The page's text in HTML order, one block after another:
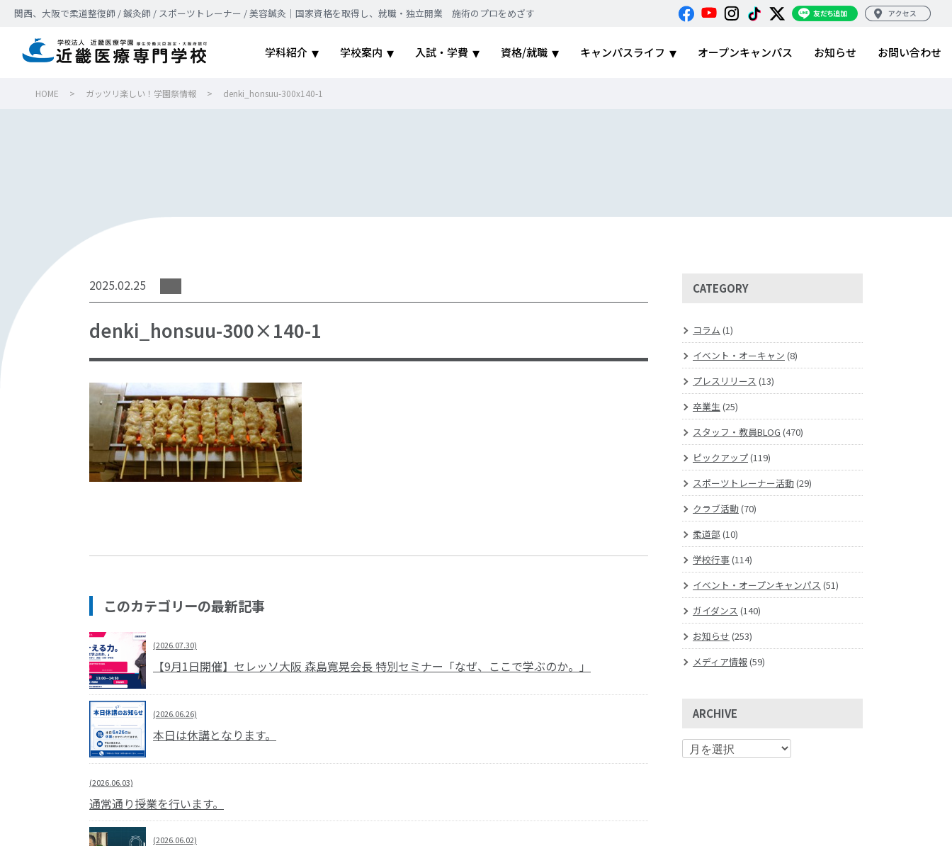
関西、大阪で柔道整復師 / 鍼灸師 / スポーツトレーナー / 美容鍼灸｜国家資格を取得し、就職・独立開業 施術のプロをめざす
学科紹介 学校案内 入試・学費 資格/就職 キャンパスライフ オープンキャンパス お知らせ お問い合わせ
HOME > ガッツリ楽しい！学園祭情報 > denki_honsuu-300x140-1
2025.02.25
denki_honsuu-300×140-1
このカテゴリーの最新記事
(2026.07.30)
【9月1日開催】セレッソ大阪 森島寛晃会長 特別セミナー「なぜ、ここで学ぶのか。」
(2026.06.26)
本日は休講となります。
(2026.06.03)
通常通り授業を行います。
(2026.06.02)
CATEGORY
コラム (1)
イベント・オーキャン (8)
プレスリリース (13)
卒業生(25)
スタッフ・教員BLOG (470)
ピックアップ(119)
スポーツトレーナー活動(29)
クラブ活動(70)
柔道部 (10)
学校行事(114)
イベント・オープンキャンパス (51)
ガイダンス (140)
お知らせ (253)
メディア情報(59)
ARCHIVE